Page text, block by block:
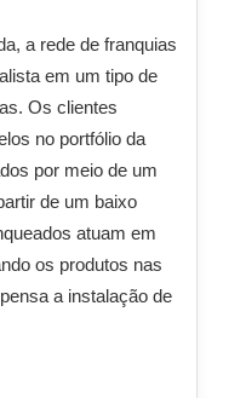
a rede de franquias
em um tipo de
Os clientes
no portfólio da
por meio de um
de um baixo
atuam em
os produtos nas
a instalação de